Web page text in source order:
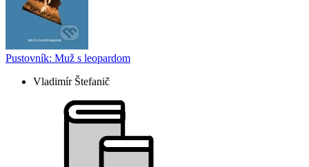
Pustovník: Muž s leopardom
Vladimír Štefanič